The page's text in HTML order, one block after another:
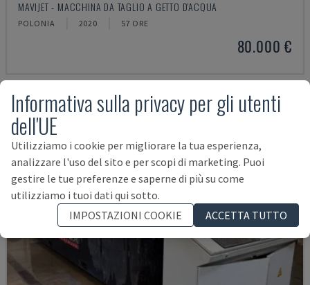
MAVIJET - MACCHINA DA TAGLIO A GETTO D'ACQUA
POLONIA 2020 57 ORE
80.000 €
Informativa sulla privacy per gli utenti
dell'UE
Utilizziamo i cookie per migliorare la tua esperienza,
analizzare l'uso del sito e per scopi di marketing. Puoi
gestire le tue preferenze e saperne di più su come
utilizziamo i tuoi dati qui sotto.
IMPOSTAZIONI COOKIE
ACCETTA TUTTO